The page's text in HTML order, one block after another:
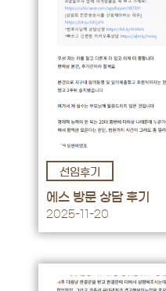
선임후기
에스 방문 상담 후기
2025-11-20